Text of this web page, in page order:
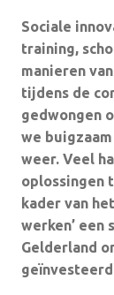
Sociale
training,
manieren
tijdens de
gedwongen
we
weer. Veel
oplossingen
kader van
werken’ een
Gelderland